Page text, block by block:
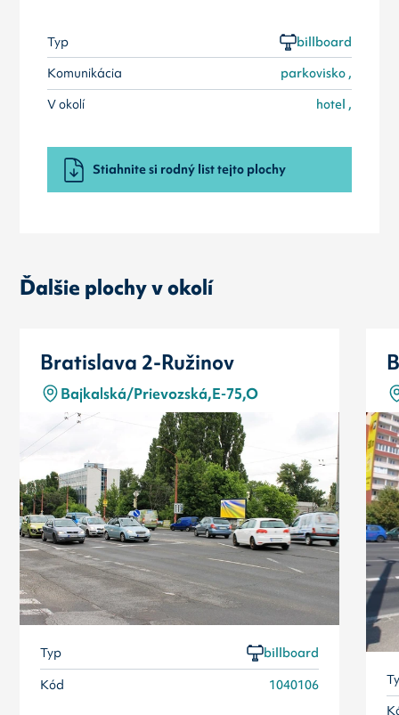
Typ
billboard
Komunikácia
parkovisko ,
V okolí
hotel ,
Stiahnite si rodný list tejto plochy
Ďalšie plochy v okolí
Bratislava 2-Ružinov
Bajkalská/Prievozská,E-75,O
Typ
billboard
Kód
1040106